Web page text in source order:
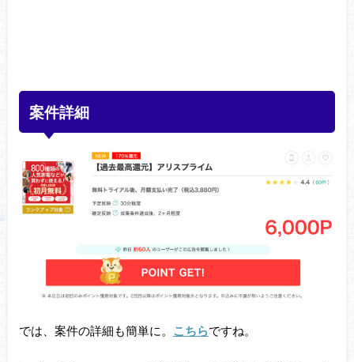
案件詳細
では、案件の詳細も簡単に。 こちらですね。